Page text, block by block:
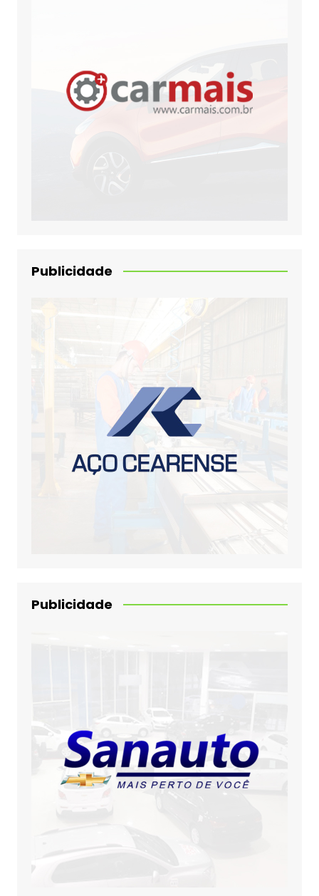
Publicidade
Publicidade